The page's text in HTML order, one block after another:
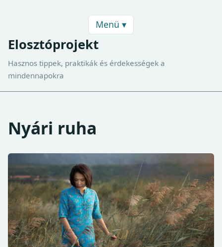
Menü ▾
Elosztóprojekt
Hasznos tippek, praktikák és érdekességek a
mindennapokra
Nyári ruha